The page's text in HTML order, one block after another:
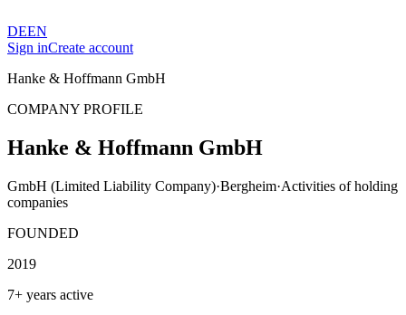
DEEN
Sign inCreate account
Hanke & Hoffmann GmbH
COMPANY PROFILE
Hanke & Hoffmann GmbH
GmbH (Limited Liability Company)·Bergheim·Activities of holding
companies
FOUNDED
2019
7+ years active